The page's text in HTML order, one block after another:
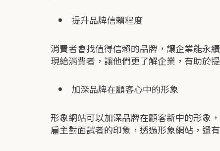
提升品牌信賴程度
消費者會找值得信賴的品牌，讓企業能永
現給消費者，讓他們更了解企業，有助於
加深品牌在顧客心中的形象
形象網站可以加深品牌在顧客新中的形象
雇主對面試者的印象，透過形象網站，還